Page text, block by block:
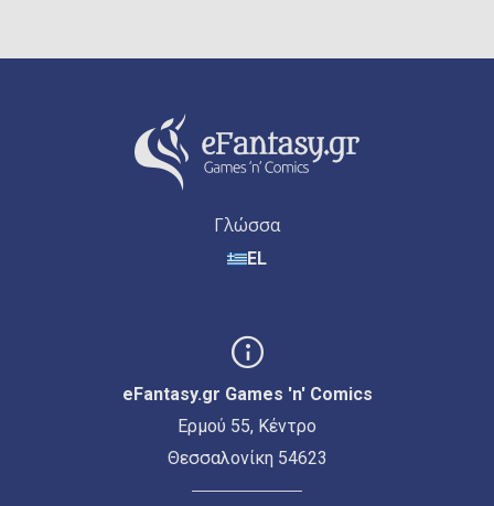
Γλώσσα
EL
eFantasy.gr Games 'n' Comics
Ερμού 55, Κέντρο
Θεσσαλονίκη 54623